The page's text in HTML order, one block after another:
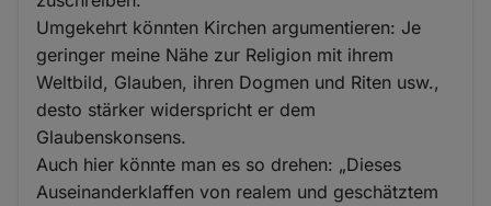
Umgekehrt könnten Kirchen argumentieren: Je
geringer meine Nähe zur Religion mit ihrem
Weltbild, Glauben, ihren Dogmen und Riten usw.,
desto stärker widerspricht er dem
Glaubenskonsens.
Auch hier könnte man es so drehen: „Dieses
Auseinanderklaffen von realem und geschätztem